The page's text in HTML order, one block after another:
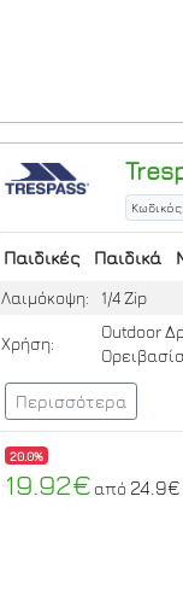
Παιδικές Παιδικά
Λαιμόκοψη: 1/4 Zip
Χρήση:
Outdoor
Περισσότερα
20.0%
19.92€ από 24.9€